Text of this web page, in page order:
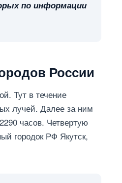
по информации
России
Тут в течение
лучей. Далее за ним
часов. Четвертую
городок РФ Якутск,